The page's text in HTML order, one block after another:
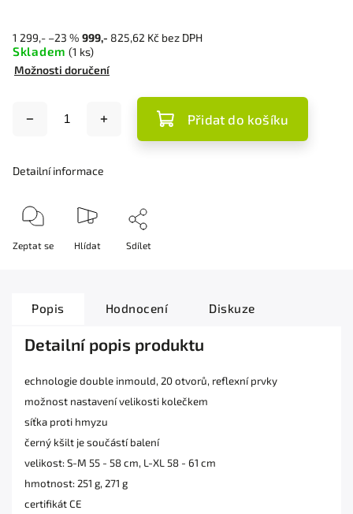
1 299,- –23 % 999,- 825,62 Kč bez DPH
Skladem (1 ks)
Možnosti doručení
Přidat do košíku
Detailní informace
Zeptat se Hlídat Sdílet
Popis Hodnocení Diskuze
Detailní popis produktu
echnologie double inmould, 20 otvorů, reflexní prvky
možnost nastavení velikosti kolečkem
síťka proti hmyzu
černý kšilt je součástí balení
velikost: S-M 55 - 58 cm, L-XL 58 - 61 cm
hmotnost: 251 g, 271 g
certifikát CE